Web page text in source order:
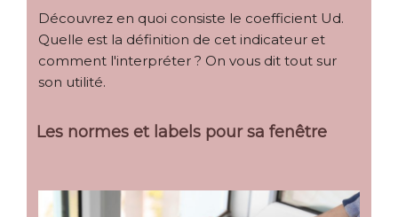
Découvrez en quoi consiste le coefficient Ud.
Quelle est la définition de cet indicateur et
comment l'interpréter ? On vous dit tout sur
son utilité.
Les normes et labels pour sa fenêtre